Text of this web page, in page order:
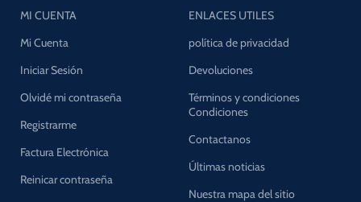
MI CUENTA
Mi Cuenta
Iniciar Sesión
Olvidé mi contraseña
Registrarme
Factura Electrónica
Reinicar contraseña
ENLACES UTILES
política de privacidad
Devoluciones
Términos y condiciones
Condiciones
Contactanos
Últimas noticias
Nuestra mapa del sitio